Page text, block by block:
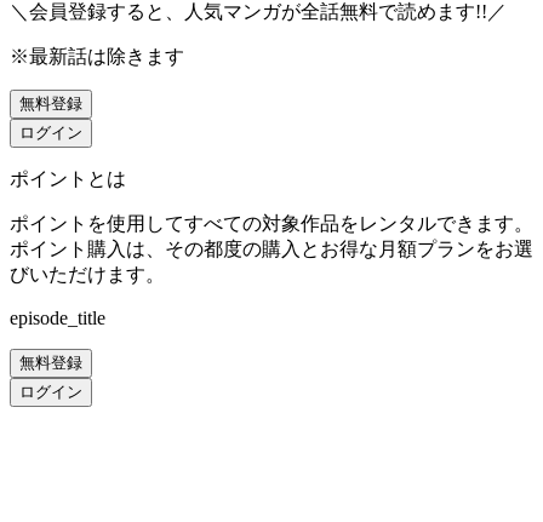
＼会員登録すると、人気マンガが全話無料で読めます!!／
※最新話は除きます
無料登録
ログイン
ポイントとは
ポイントを使用してすべての対象作品をレンタルできます。
ポイント購入は、その都度の購入とお得な月額プランをお選
びいただけます。
episode_title
無料登録
ログイン